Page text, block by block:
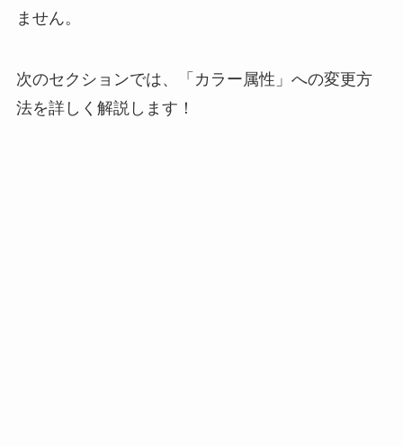
ません。
次のセクションでは、「カラー属性」への変更方
法を詳しく解説します！